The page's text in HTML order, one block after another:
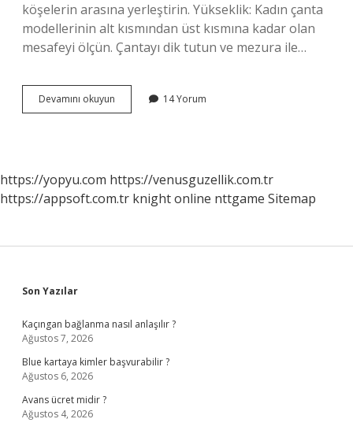
köşelerin arasına yerleştirin. Yükseklik: Kadın çanta
modellerinin alt kısmından üst kısmına kadar olan
mesafeyi ölçün. Çantayı dik tutun ve mezura ile…
Devamını okuyun
Ölçüsü
14 Yorum
https://yopyu.com https://venusguzellik.com.tr
https://appsoft.com.tr knight online nttgame Sitemap
Sidebar
Son Yazılar
Kaçıngan bağlanma nasıl anlaşılır ?
Ağustos 7, 2026
Blue kartaya kimler başvurabilir ?
Ağustos 6, 2026
Avans ücret midir ?
Ağustos 4, 2026